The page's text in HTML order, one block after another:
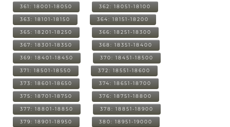
361: 18001-18050 362: 18051-18100
363: 18101-18150 364: 18151-18200
365: 18201-18250 366: 18251-18300
367: 18301-18350 368: 18351-18400
369: 18401-18450 370: 18451-18500
371: 18501-18550 372: 18551-18600
373: 18601-18650 374: 18651-18700
375: 18701-18750 376: 18751-18800
377: 18801-18850 378: 18851-18900
379: 18901-18950 380: 18951-19000